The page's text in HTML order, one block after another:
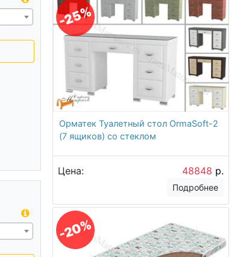
-25%
Орматек Туалетный стол OrmaSoft-2
(7 ящиков) со стеклом
Цена: 48848 р.
Подробнее
-20%